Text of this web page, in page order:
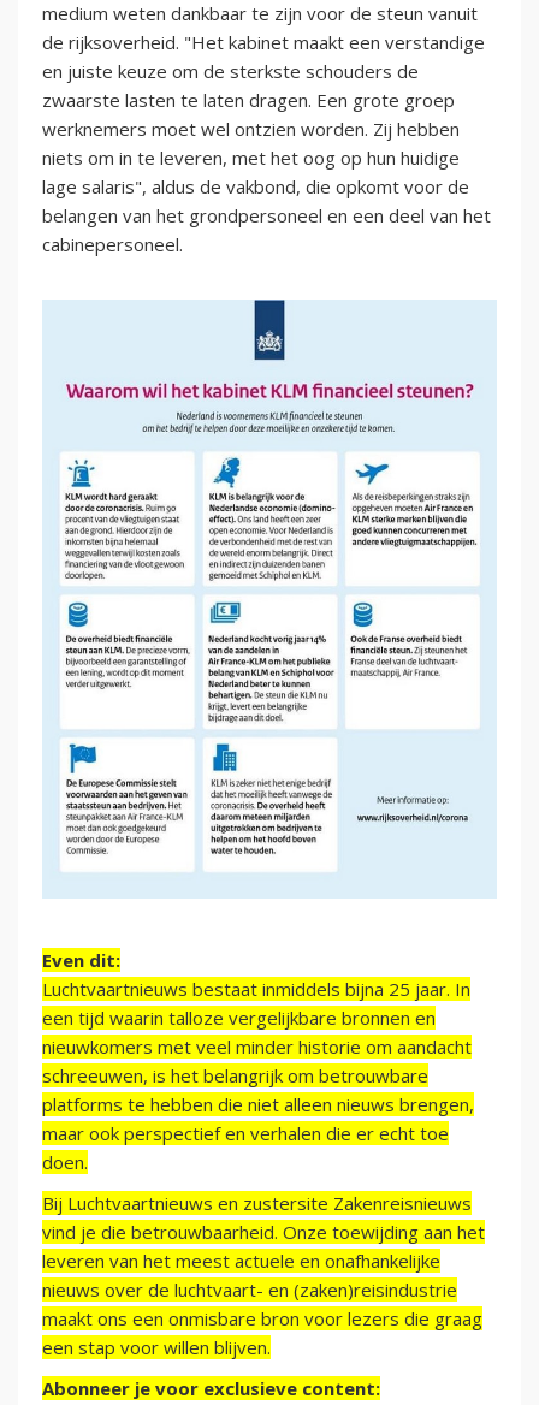
medium weten dankbaar te zijn voor de steun vanuit
de rijksoverheid. "Het kabinet maakt een verstandige
en juiste keuze om de sterkste schouders de
zwaarste lasten te laten dragen. Een grote groep
werknemers moet wel ontzien worden. Zij hebben
niets om in te leveren, met het oog op hun huidige
lage salaris", aldus de vakbond, die opkomt voor de
belangen van het grondpersoneel en een deel van het
cabinepersoneel.
Even dit:
Luchtvaartnieuws bestaat inmiddels bijna 25 jaar. In
een tijd waarin talloze vergelijkbare bronnen en
nieuwkomers met veel minder historie om aandacht
schreeuwen, is het belangrijk om betrouwbare
platforms te hebben die niet alleen nieuws brengen,
maar ook perspectief en verhalen die er echt toe
doen.
Bij Luchtvaartnieuws en zustersite Zakenreisnieuws
vind je die betrouwbaarheid. Onze toewijding aan het
leveren van het meest actuele en onafhankelijke
nieuws over de luchtvaart- en (zaken)reisindustrie
maakt ons een onmisbare bron voor lezers die graag
een stap voor willen blijven.
Abonneer je voor exclusieve content: